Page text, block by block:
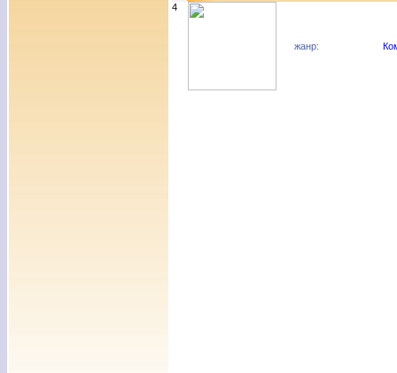
4
жанр: